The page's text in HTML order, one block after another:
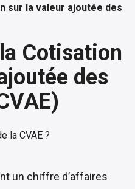
sur la valeur ajoutée des
Cotisation
des
un chiffre d’affaires